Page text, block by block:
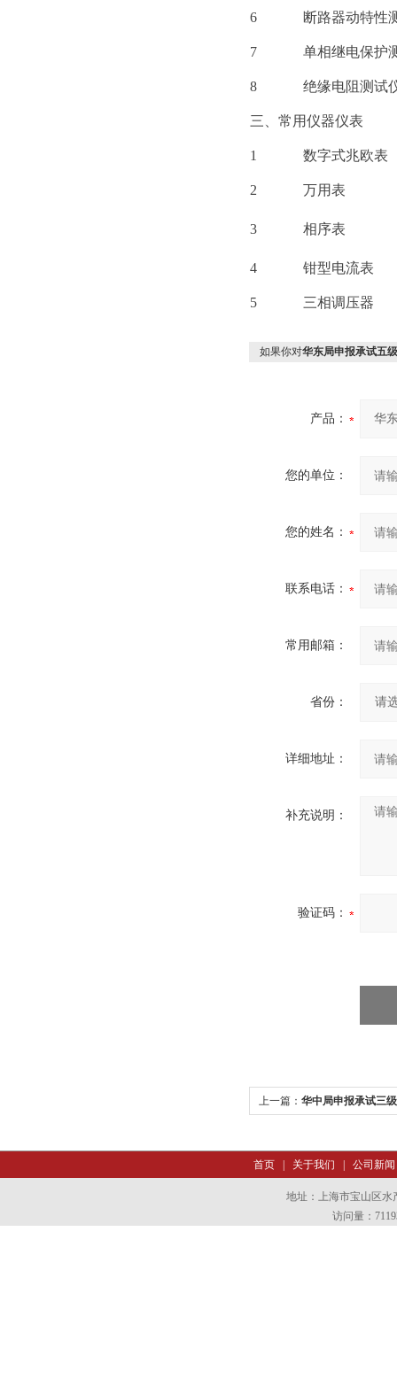
6 断路器动特性
7 单相继电保护
8 绝缘电阻测试
三、常用仪器仪表
1 数字式兆欧表
2 万用表
3 相序表
4 钳型电流表
5 三相调压器
如果你对华东局申报承试五
产品：
您的单位：
您的姓名：
联系电话：
常用邮箱：
省份：
详细地址：
补充说明：
验证码：
上一篇： 华中局申报承试三
首页| 关于我们 公司新闻
地址：上海市宝山区水
访问量：